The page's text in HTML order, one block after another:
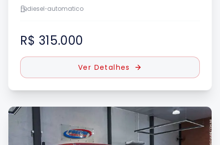
diesel•automatico
R$ 315.000
Ver Detalhes